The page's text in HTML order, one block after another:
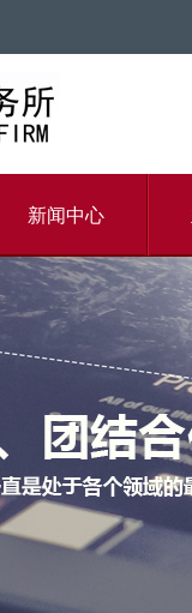
新闻中心